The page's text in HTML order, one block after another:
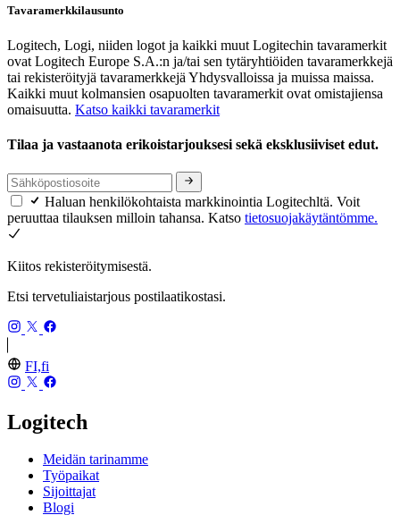
Tavaramerkkilausunto
Logitech, Logi, niiden logot ja kaikki muut Logitechin tavaramerkit
ovat Logitech Europe S.A.:n ja/tai sen tytäryhtiöiden tavaramerkkejä
tai rekisteröityjä tavaramerkkejä Yhdysvalloissa ja muissa maissa.
Kaikki muut kolmansien osapuolten tavaramerkit ovat omistajiensa
omaisuutta. Katso kaikki tavaramerkit
Tilaa ja vastaanota erikoistarjouksesi sekä eksklusiiviset edut.
Haluan henkilökohtaista markkinointia Logitechltä. Voit
peruuttaa tilauksen milloin tahansa. Katso tietosuojakäytäntömme.
Kiitos rekisteröitymisestä.
Etsi tervetuliaistarjous postilaatikostasi.
FI,fi
Logitech
Meidän tarinamme
Työpaikat
Sijoittajat
Blogi